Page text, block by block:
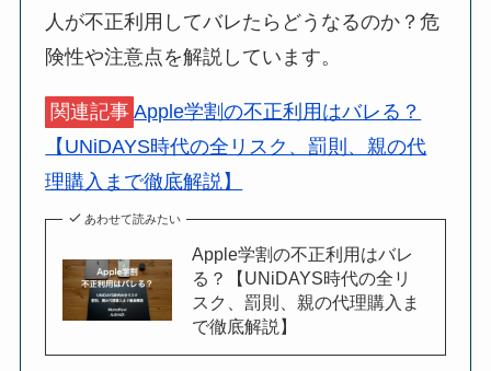
人が不正利用してバレたらどうなるのか？危
険性や注意点を解説しています。
関連記事 Apple学割の不正利用はバレる？
【UNiDAYS時代の全リスク、罰則、親の代
理購入まで徹底解説】
あわせて読みたい
Apple学割の不正利用はバレ
る？【UNiDAYS時代の全リ
スク、罰則、親の代理購入ま
で徹底解説】